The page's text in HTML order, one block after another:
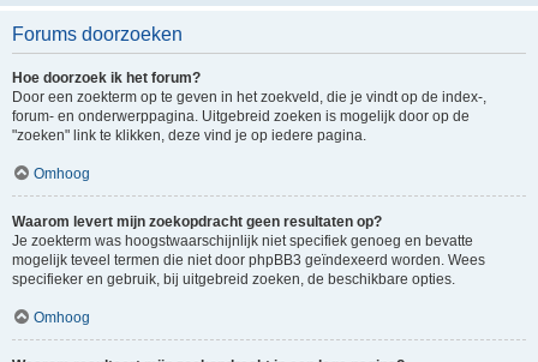
Forums doorzoeken
Hoe doorzoek ik het forum?
Door een zoekterm op te geven in het zoekveld, die je vindt op de index-,
forum- en onderwerppagina. Uitgebreid zoeken is mogelijk door op de
"zoeken" link te klikken, deze vind je op iedere pagina.
Omhoog
Waarom levert mijn zoekopdracht geen resultaten op?
Je zoekterm was hoogstwaarschijnlijk niet specifiek genoeg en bevatte
mogelijk teveel termen die niet door phpBB3 geïndexeerd worden. Wees
specifieker en gebruik, bij uitgebreid zoeken, de beschikbare opties.
Omhoog